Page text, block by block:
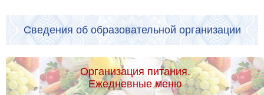
Сведения об образовательной организации
Организация питания.
Ежедневные меню